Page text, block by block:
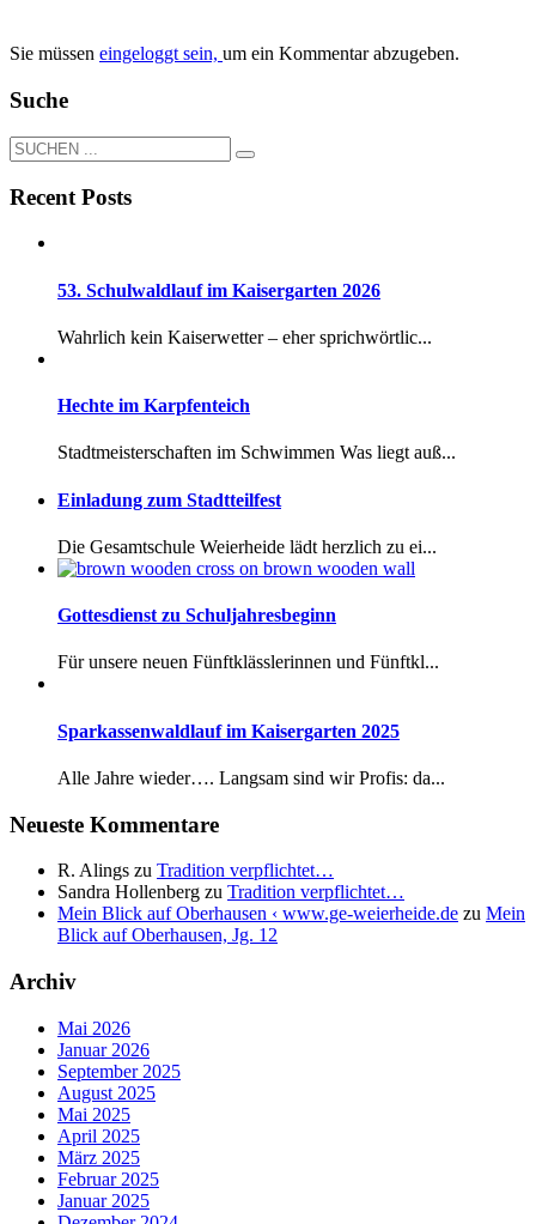
Sie müssen eingeloggt sein, um ein Kommentar abzugeben.
Suche
Recent Posts
53. Schulwaldlauf im Kaisergarten 2026
Wahrlich kein Kaiserwetter – eher sprichwörtlic...
Hechte im Karpfenteich
Stadtmeisterschaften im Schwimmen Was liegt auß...
Einladung zum Stadtteilfest
Die Gesamtschule Weierheide lädt herzlich zu ei...
Gottesdienst zu Schuljahresbeginn
Für unsere neuen Fünftklässlerinnen und Fünftkl...
Sparkassenwaldlauf im Kaisergarten 2025
Alle Jahre wieder…. Langsam sind wir Profis: da...
Neueste Kommentare
R. Alings zu Tradition verpflichtet…
Sandra Hollenberg zu Tradition verpflichtet…
Mein Blick auf Oberhausen ‹ www.ge-weierheide.de zu Mein
Blick auf Oberhausen, Jg. 12
Archiv
Mai 2026
Januar 2026
September 2025
August 2025
Mai 2025
April 2025
März 2025
Februar 2025
Januar 2025